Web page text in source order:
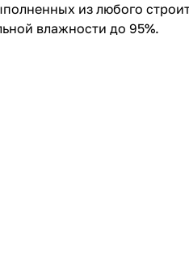
из любого
влажности до 95%.